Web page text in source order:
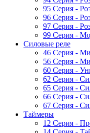
95 Серия -
96 Серия -
97 Серия -
99 Серия -
Силовые реле
46 Серия -
56 Серия -
60 Серия -
62 Серия -
65 Серия -
66 Серия -
67 Серия -
Таймеры
12 Серия -